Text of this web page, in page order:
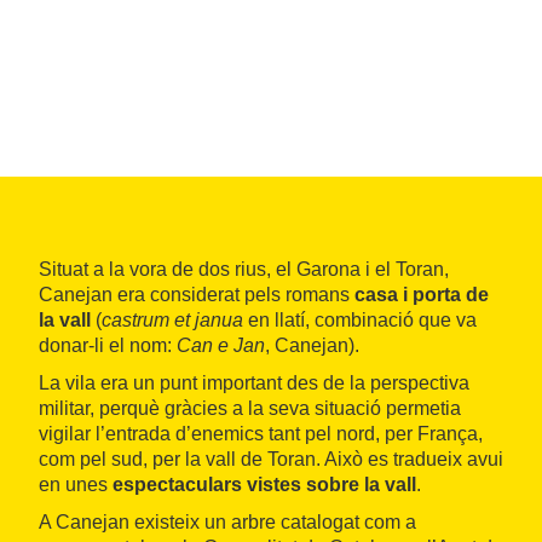
Situat a la vora de dos rius, el Garona i el Toran,
Canejan era considerat pels romans casa i porta de
la vall
(castrum et janua en llatí, combinació que va
donar-li el nom: Can e Jan, Canejan).
La vila era un punt important des de la perspectiva
militar, perquè gràcies a la seva situació permetia
vigilar l’entrada d’enemics tant pel nord, per França,
com pel sud, per la vall de Toran. Això es tradueix avui
en unes espectaculars vistes sobre la vall .
A Canejan existeix un arbre catalogat com a